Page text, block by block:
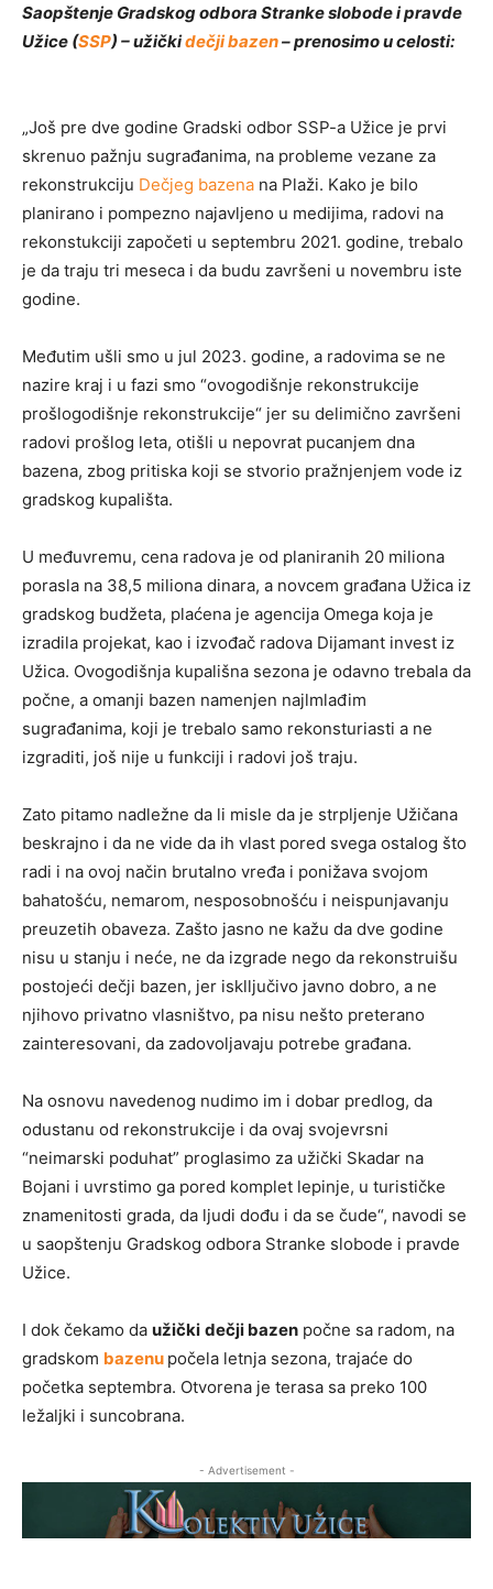
Saopštenje Gradskog odbora Stranke slobode i pravde
Užice (SSP) – užičkidečji bazen– prenosimo u celosti:
„Još pre dve godine Gradski odbor SSP-a Užice je prvi
skrenuo pažnju sugrađanima, na probleme vezane za
rekonstrukciju Dečjeg bazena na Plaži. Kako je bilo
planirano i pompezno najavljeno u medijima, radovi na
rekonstukciji započeti u septembru 2021. godine, trebalo
je da traju tri meseca i da budu završeni u novembru iste
godine.
Međutim ušli smo u jul 2023. godine, a radovima se ne
nazire kraj i u fazi smo “ovogodišnje rekonstrukcije
prošlogodišnje rekonstrukcije“ jer su delimično završeni
radovi prošlog leta, otišli u nepovrat pucanjem dna
bazena, zbog pritiska koji se stvorio pražnjenjem vode iz
gradskog kupališta.
U međuvremu, cena radova je od planiranih 20 miliona
porasla na 38,5 miliona dinara, a novcem građana Užica iz
gradskog budžeta, plaćena je agencija Omega koja je
izradila projekat, kao i izvođač radova Dijamant invest iz
Užica. Ovogodišnja kupališna sezona je odavno trebala da
počne, a omanji bazen namenjen najlmlađim
sugrađanima, koji je trebalo samo rekonsturiasti a ne
izgraditi, još nije u funkciji i radovi još traju.
Zato pitamo nadležne da li misle da je strpljenje Užičana
beskrajno i da ne vide da ih vlast pored svega ostalog što
radi i na ovoj način brutalno vređa i ponižava svojom
bahatošću, nemarom, nesposobnošću i neispunjavanju
preuzetih obaveza. Zašto jasno ne kažu da dve godine
nisu u stanju i neće, ne da izgrade nego da rekonstruišu
postojeći dečji bazen, jer isklljučivo javno dobro, a ne
njihovo privatno vlasništvo, pa nisu nešto preterano
zainteresovani, da zadovoljavaju potrebe građana.
Na osnovu navedenog nudimo im i dobar predlog, da
odustanu od rekonstrukcije i da ovaj svojevrsni
“neimarski poduhat” proglasimo za užički Skadar na
Bojani i uvrstimo ga pored komplet lepinje, u turističke
znamenitosti grada, da ljudi dođu i da se čude“, navodi se
u saopštenju Gradskog odbora Stranke slobode i pravde
Užice.
I dok čekamo da užički dečji bazen počne sa radom, na
gradskom bazenu počela letnja sezona, trajaće do
početka septembra. Otvorena je terasa sa preko 100
ležaljki i suncobrana.
- Advertisement -